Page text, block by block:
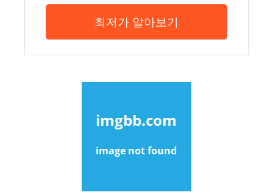
최저가 알아보기